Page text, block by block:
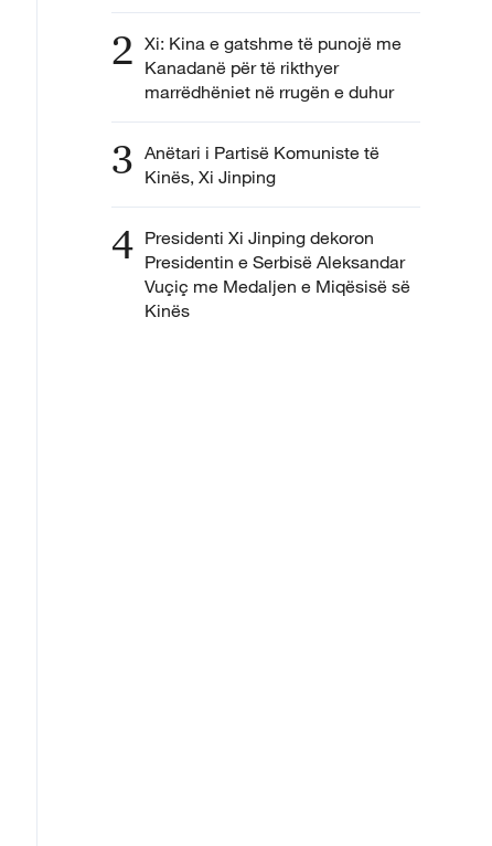
2 Xi: Kina e gatshme të punojë me
Kanadanë për të rikthyer
marrëdhëniet në rrugën e duhur
3 Anëtari i Partisë Komuniste të
Kinës, Xi Jinping
4 Presidenti Xi Jinping dekoron
Presidentin e Serbisë Aleksandar
Vuçiç me Medaljen e Miqësisë së
Kinës